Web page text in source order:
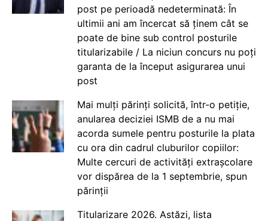
post pe perioadă nedeterminată: În
ultimii ani am încercat să ținem cât se
poate de bine sub control posturile
titularizabile / La niciun concurs nu poți
garanta de la început asigurarea unui
post
Mai mulți părinți solicită, într-o petiție,
anularea deciziei ISMB de a nu mai
acorda sumele pentru posturile la plata
cu ora din cadrul cluburilor copiilor:
Multe cercuri de activități extrașcolare
vor dispărea de la 1 septembrie, spun
părinții
Titularizare 2026. Astăzi, lista